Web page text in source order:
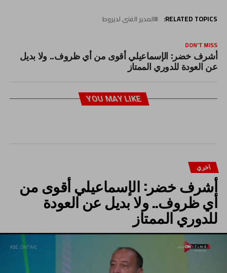
RELATED TOPICS: المدير الفنى لديروط
DON'T MISS
أشرف خضر: الإسماعيلي أقوى من أي ظروف.. ولا بديل
عن العودة للدوري الممتاز
YOU MAY LIKE
اخري
أشرف خضر: الإسماعيلي أقوى من
أي ظروف.. ولا بديل عن العودة
للدوري الممتاز